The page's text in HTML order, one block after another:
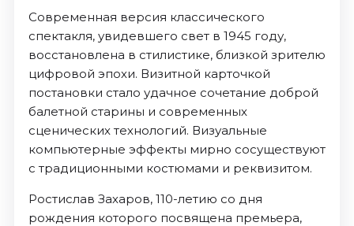
Современная версия классического
спектакля, увидевшего свет в 1945 году,
восстановлена в стилистике, близкой зрителю
цифровой эпохи. Визитной карточкой
постановки стало удачное сочетание доброй
балетной старины и современных
сценических технологий. Визуальные
компьютерные эффекты мирно сосуществуют
с традиционными костюмами и реквизитом.
Ростислав Захаров, 110-летию со дня
рождения которого посвящена премьера,